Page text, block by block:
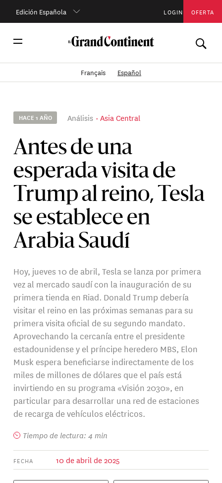
Edición Española LOGIN OFERTA
Français Español
HACE 1 AÑO Análisis Asia Central
Antes de una
esperada visita de
Trump al reino, Tesla
se establece en
Arabia Saudí
Hoy, jueves 10 de abril, Tesla se lanza por primera
vez al mercado saudí con la inauguración de su
primera tienda en Riad. Donald Trump debería
visitar el reino en las próximas semanas para su
primera visita oficial de su segundo mandato.
Aprovechando la cercanía entre el presidente
estadounidense y el príncipe heredero MBS, Elon
Musk espera beneficiarse indirectamente de los
miles de millones de dólares que el país está
invirtiendo en su programa «Visión 2030», en
particular para desarrollar una red de estaciones
de recarga de vehículos eléctricos.
Tiempo de lectura: 4 min
FECHA 10 de abril de 2025